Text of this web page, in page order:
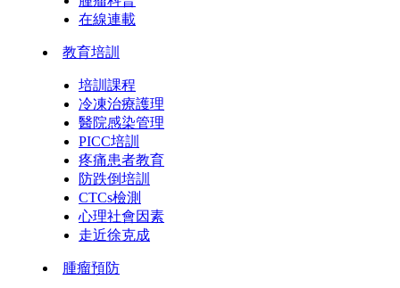
在線連載
教育培訓
培訓課程
冷凍治療護理
醫院感染管理
PICC培訓
疼痛患者教育
防跌倒培訓
CTCs檢測
心理社會因素
走近徐克成
腫瘤預防